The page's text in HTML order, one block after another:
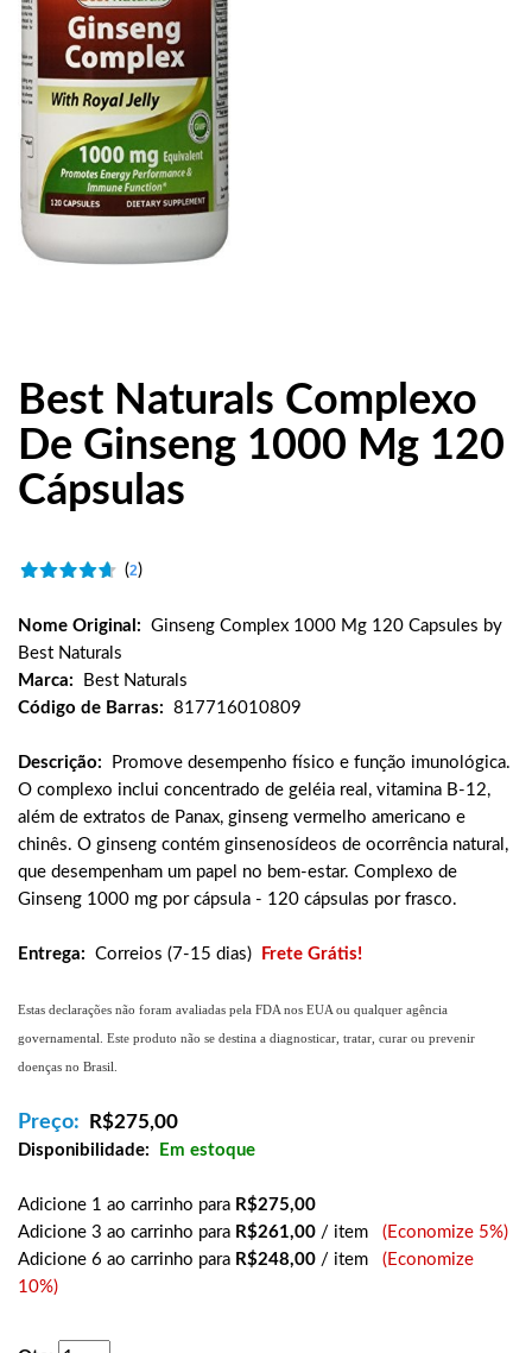
Best Naturals Complexo
De Ginseng 1000 Mg 120
Cápsulas
(2)
Nome Original: Ginseng Complex 1000 Mg 120 Capsules by
Best Naturals
Marca:
Best Naturals
Código de Barras: 817716010809
Descrição:
Promove desempenho físico e função imunológica.
O complexo inclui concentrado de geléia real, vitamina B-12,
além de extratos de Panax, ginseng vermelho americano e
chinês. O ginseng contém ginsenosídeos de ocorrência natural,
que desempenham um papel no bem-estar. Complexo de
Ginseng 1000 mg por cápsula - 120 cápsulas por frasco.
Entrega: Correios (7-15 dias) Frete Grátis!
Estas declarações não foram avaliadas pela FDA nos EUA ou qualquer agência
governamental. Este produto não se destina a diagnosticar, tratar, curar ou prevenir
doenças no Brasil.
Preço: R$275,00
Disponibilidade: Em estoque
Adicione 1 ao carrinho para R$275,00
Adicione 3 ao carrinho para R$261,00 / item (Economize 5%)
Adicione 6 ao carrinho para R$248,00 / item (Economize
10%)